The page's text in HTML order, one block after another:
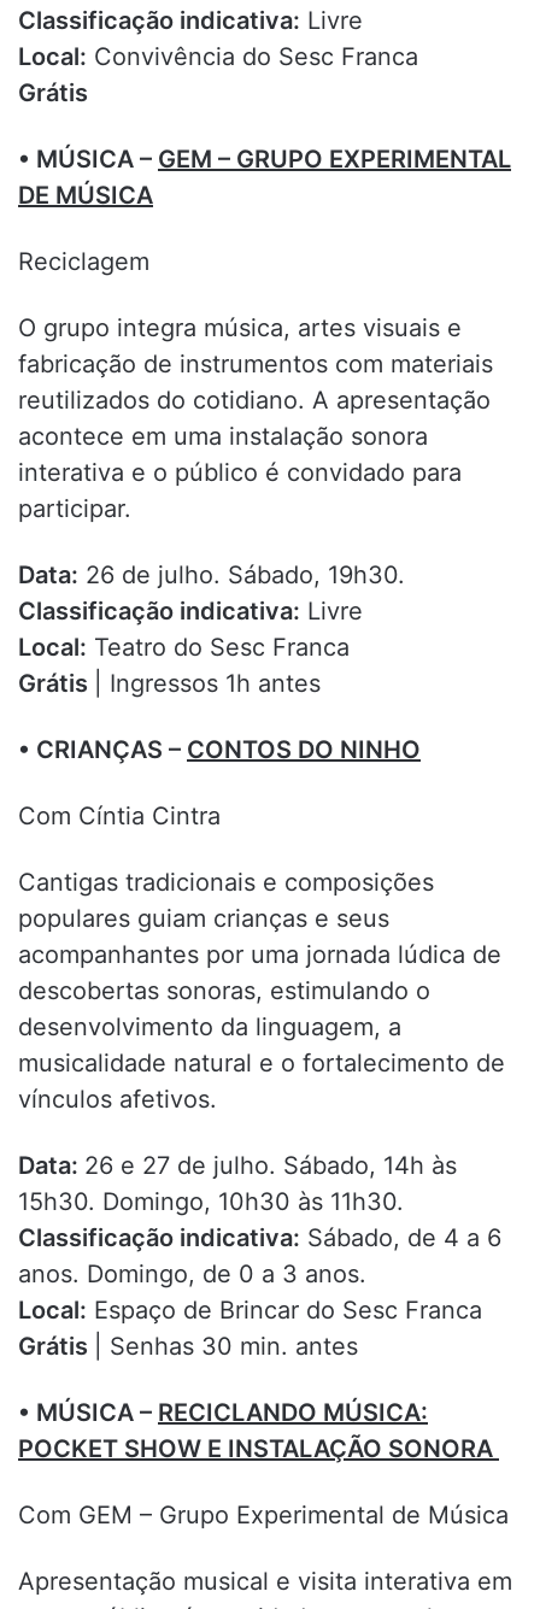
Classificação indicativa: Livre
Local: Convivência do Sesc Franca
Grátis
• MÚSICA – GEM – GRUPO EXPERIMENTAL
DE MÚSICA
Reciclagem
O grupo integra música, artes visuais e
fabricação de instrumentos com materiais
reutilizados do cotidiano. A apresentação
acontece em uma instalação sonora
interativa e o público é convidado para
participar.
Data: 26 de julho. Sábado, 19h30.
Classificação indicativa: Livre
Local: Teatro do Sesc Franca
Grátis
| Ingressos 1h antes
• CRIANÇAS – CONTOS DO NINHO
Com Cíntia Cintra
Cantigas tradicionais e composições
populares guiam crianças e seus
acompanhantes por uma jornada lúdica de
descobertas sonoras, estimulando o
desenvolvimento da linguagem, a
musicalidade natural e o fortalecimento de
vínculos afetivos.
Data: 26 e 27 de julho. Sábado, 14h às
15h30. Domingo, 10h30 às 11h30.
Classificação indicativa: Sábado, de 4 a 6
anos. Domingo, de 0 a 3 anos.
Local: Espaço de Brincar do Sesc Franca
Grátis
| Senhas 30 min. antes
• MÚSICA – RECICLANDO MÚSICA:
POCKET SHOW E INSTALAÇÃO SONORA
Com GEM – Grupo Experimental de Música
Apresentação musical e visita interativa em